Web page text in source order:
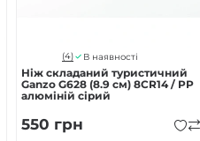
(4) В наявності
Ніж складаний туристичний
Ganzo G628 (8.9 см) 8CR14 / PP
алюміній сірий
550 грн